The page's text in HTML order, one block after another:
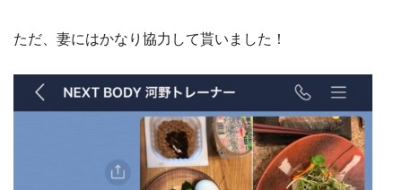
ただ、妻にはかなり協力して貰いました！